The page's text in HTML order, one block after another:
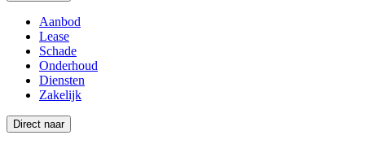
Aanbod
Lease
Schade
Onderhoud
Diensten
Zakelijk
Direct naar